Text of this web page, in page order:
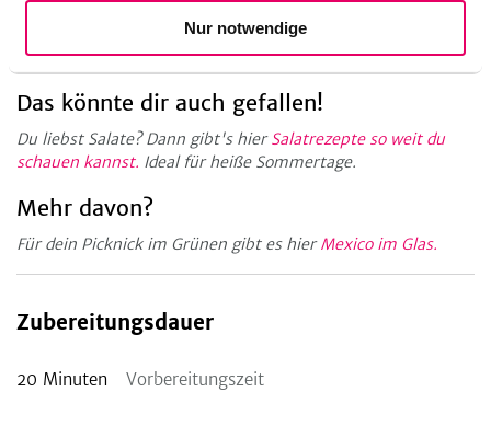
Nur notwendige
Schraubglas Topf
Das könnte dir auch gefallen!
Du liebst Salate? Dann gibt's hierSalatrezepte so weit du
schauen kannst. Ideal für heiße Sommertage.
Mehr davon?
Für dein Picknick im Grünen gibt es hierMexico im Glas.
Zubereitungsdauer
20 Minuten Vorbereitungszeit